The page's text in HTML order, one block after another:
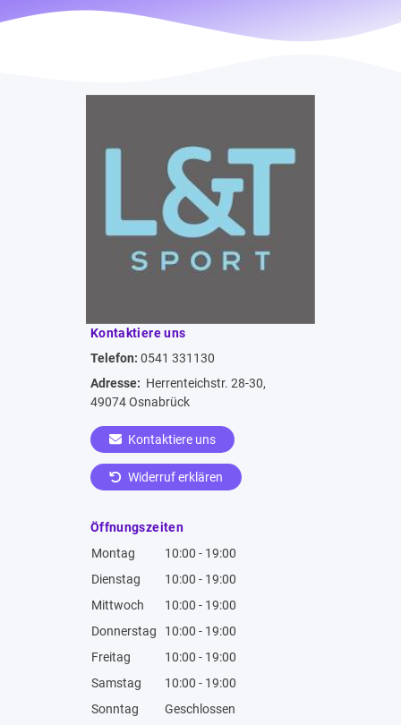
Kontaktiere uns
Telefon: 0541 331130
Adresse: Herrenteichstr. 28-30,
49074 Osnabrück
Kontaktiere uns
Widerruf erklären
Öffnungszeiten
Montag
10:00 - 19:00
Dienstag
10:00 - 19:00
Mittwoch
10:00 - 19:00
Donnerstag
10:00 - 19:00
Freitag
10:00 - 19:00
Samstag
10:00 - 19:00
Sonntag
Geschlossen